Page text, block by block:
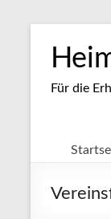
Inhalt
springen
Für die